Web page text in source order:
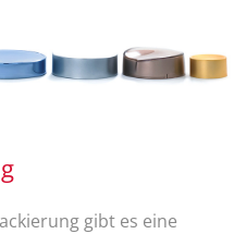
gibt es eine